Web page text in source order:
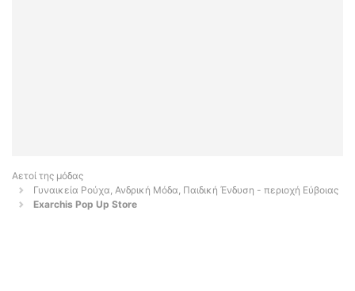
Αετοί της μόδας
Γυναικεία Ρούχα, Ανδρική Μόδα, Παιδική Ένδυση - περιοχή Εύβοιας
Exarchis Pop Up Store